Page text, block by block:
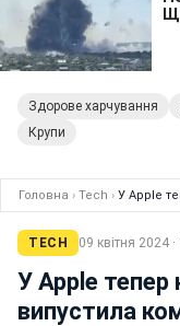
Здорове харчування
Крупи
Головна › Tech › У Apple
TECH 09 квітня 2024 ·
У Apple тепер
випустила